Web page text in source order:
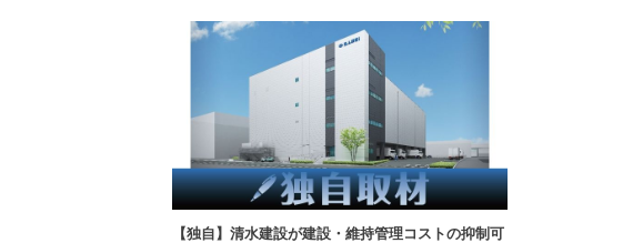
【独自】清水建設が建設・維持管理コストの抑制可